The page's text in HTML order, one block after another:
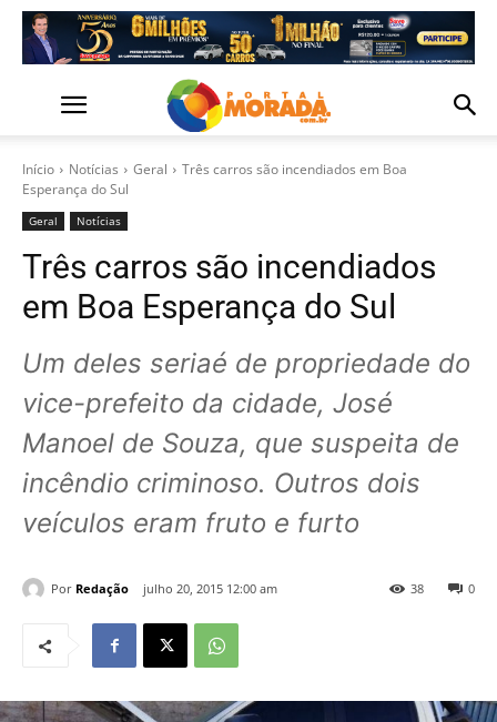
Início Notícias Geral
Três carros são incendiados em Boa
Esperança do Sul
Geral Notícias
Três carros são incendiados
em Boa Esperança do Sul
Um deles seriaé de propriedade do
vice-prefeito da cidade, José
Manoel de Souza, que suspeita de
incêndio criminoso. Outros dois
veículos eram fruto e furto
Por Redação julho 20, 2015 12:00 am 0
38